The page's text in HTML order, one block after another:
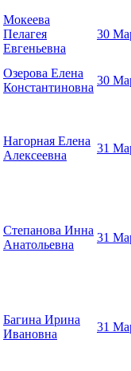
Мокеева
Пелагея
Евгеньевна
30
Озерова Елена
Константиновна
30
Нагорная Елена
Алексеевна
31
Cтепанова Инна
Анатольевна
31
Багина Ирина
Ивановна
31